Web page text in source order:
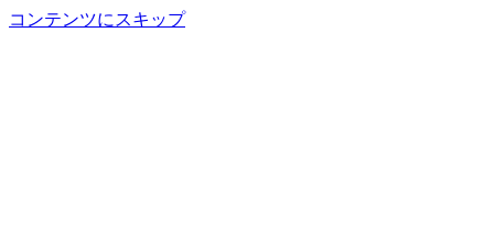
コンテンツにスキップ